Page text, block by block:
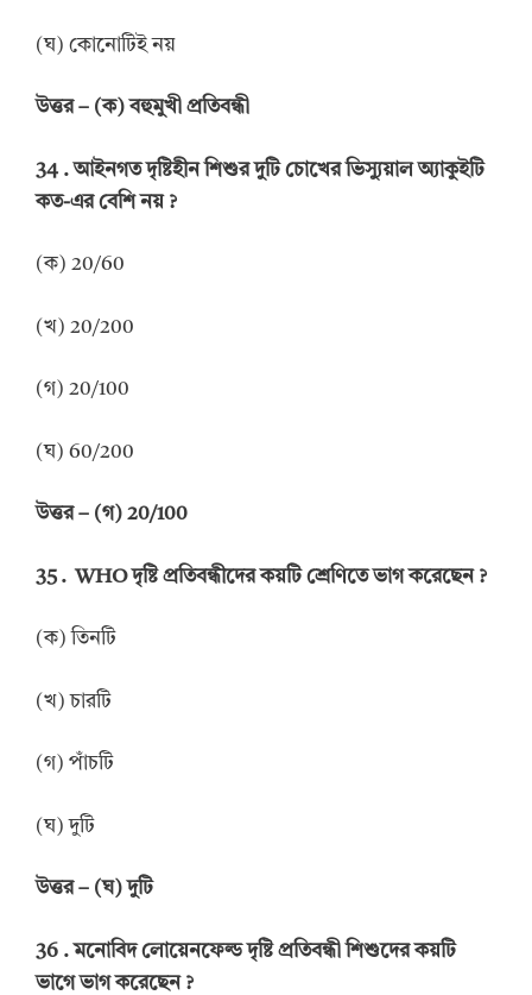
(ঘ) কোনোটিই নয়
উত্তর– (ক) বহুমুখী প্রতিবন্ধী
34 .আইনগত দৃষ্টিহীন শিশুর দুটি চোখের ভিস্যুয়াল অ্যাকুইটি
কত-এর বেশি নয় ?
(ক) 20/60
(খ) 20/200
(গ) 20/100
(ঘ) 60/200
উত্তর– (গ) 20/100
35 . WHOদৃষ্টি প্রতিবন্ধীদের কয়টি শ্রেণিতে ভাগ করেছেন ?
(ক) তিনটি
(খ) চারটি
(গ) পাঁচটি
(ঘ) দুটি
উত্তর– (ঘ) দুটি
36 .মনোবিদ লোয়েনফেল্ড দৃষ্টি প্রতিবন্ধী শিশুদের কয়টি
ভাগে ভাগ করেছেন ?